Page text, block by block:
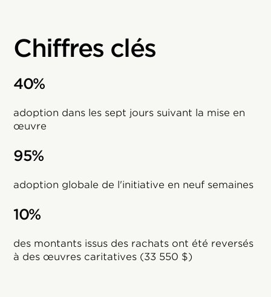
Chiffres clés
40%
adoption dans les sept jours suivant la mise en
œuvre
95%
adoption globale de l'initiative en neuf semaines
10%
des montants issus des rachats ont été reversés
à des œuvres caritatives (33 550 $)